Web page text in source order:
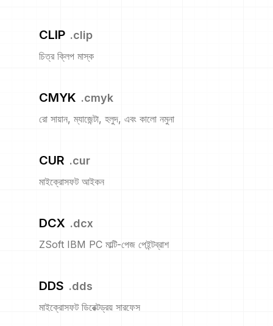
CLIP .clip
চিত্র ক্লিপ মাস্ক
CMYK .cmyk
রো সায়ান, ম্যাজেন্টা, হলুদ, এবং কালো নমুনা
CUR .cur
মাইক্রোসফট আইকন
DCX .dcx
ZSoft IBM PC মাল্টি-পেজ পেইন্টব্রাশ
DDS .dds
মাইক্রোসফট ডিরেক্টড্রয় সারফেস